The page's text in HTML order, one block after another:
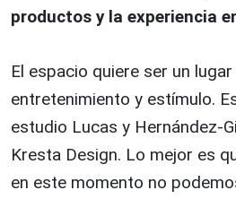
productos y la experiencia
El espacio quiere ser un
entretenimiento y estímulo.
estudio Lucas y Hernández-
Kresta Design. Lo mejor es
en este momento no